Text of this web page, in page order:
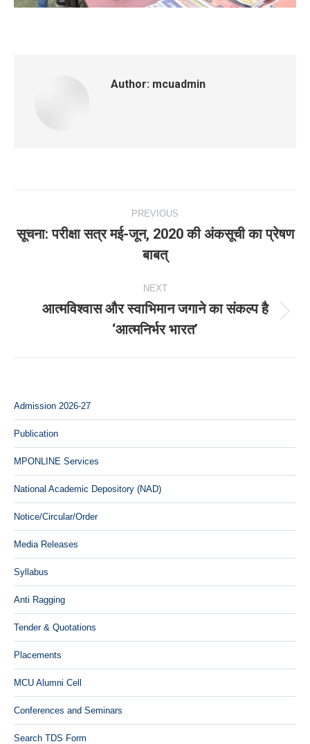
Author: mcuadmin
navigation
PREVIOUS
post:
सूचना: परीक्षा सत्र मई-जून, 2020 की अंकसूची का प्रेषण
बाबत्
NEXT
Next
post:
आत्मविश्वास और स्वाभिमान जगाने का संकल्प है
‘आत्मनिर्भर भारत’
Admission 2026-27
Publication
MPONLINE Services
National Academic Depository (NAD)
Notice/Circular/Order
Media Releases
Syllabus
Anti Ragging
Tender & Quotations
Placements
MCU Alumni Cell
Conferences and Seminars
Search TDS Form